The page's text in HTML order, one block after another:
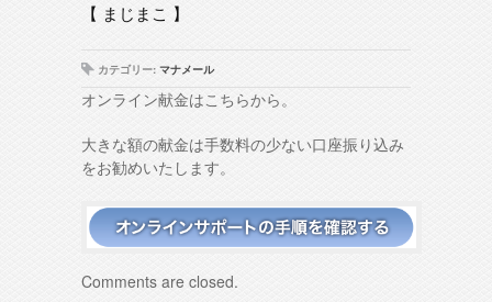
【 まじまこ 】
カテゴリー: マナメール
オンライン献金はこちらから。
大きな額の献金は手数料の少ない口座振り込み
をお勧めいたします。
Comments are closed.